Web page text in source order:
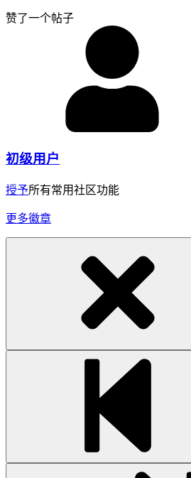
赞了一个帖子
初级用户
授予所有常用社区功能
更多徽章